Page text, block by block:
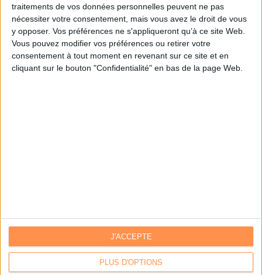
traitements de vos données personnelles peuvent ne pas
nécessiter votre consentement, mais vous avez le droit de vous
y opposer. Vos préférences ne s'appliqueront qu’à ce site Web.
Vous pouvez modifier vos préférences ou retirer votre
consentement à tout moment en revenant sur ce site et en
cliquant sur le bouton "Confidentialité" en bas de la page Web.
PLUS D'OPTIONS
J'ACCEPTE
Je m'inscris sur Archimag.com
Communiquer avec Archimag|Communiquer avec ACE